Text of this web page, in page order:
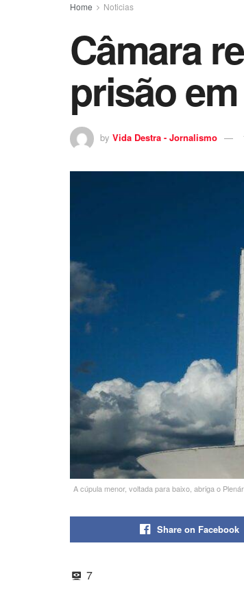
Home Noticias
Câmara
prisão
by Vida Destra - Jornalismo
A cúpula menor, voltada para baixo, abriga o
Share on Facebook
7